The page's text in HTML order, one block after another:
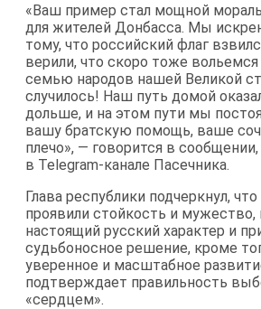
«Ваш пример стал мощной
для жителей Донбасса. Мы
тому, что российский флаг
верили, что скоро тоже
семью народов нашей Великой
случилось! Наш путь домой
дольше, и на этом пути мы
вашу братскую помощь, ваше
плечо», — говорится в
в Telegram-канале Пасечника.
Глава республики подчеркнул,
проявили стойкость и мужество,
настоящий русский характер и
судьбоносное решение, кроме
уверенное и масштабное
подтверждает правильность
«сердцем».